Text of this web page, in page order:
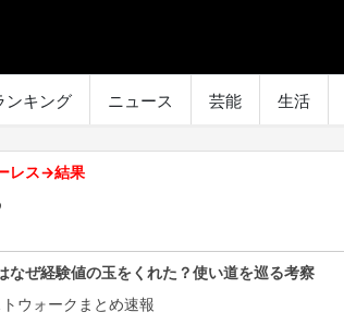
ンキング ニュース 芸能 生活
レス→結果
なぜ経験値の玉をくれた？使い道を巡る考察
ウォークまとめ速報